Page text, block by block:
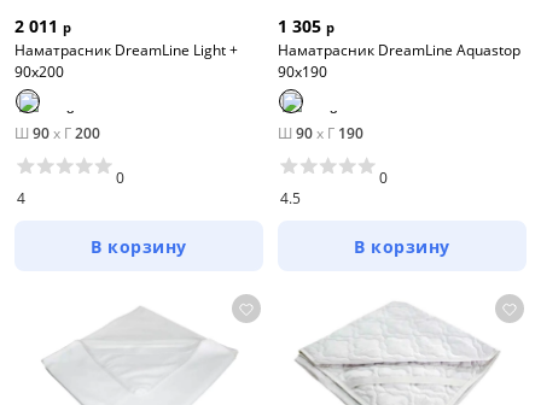
2 011 р
Наматрасник DreamLine Light +
90х200
Ш 90x Г200
4
0
В корзину
1 305 р
Наматрасник DreamLine Aquastop
90х190
Ш 90x Г 190
4.5
0
В корзину